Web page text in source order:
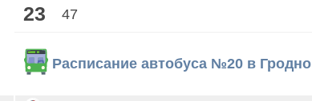
23 47
Расписание автобуса №20 в Гродно